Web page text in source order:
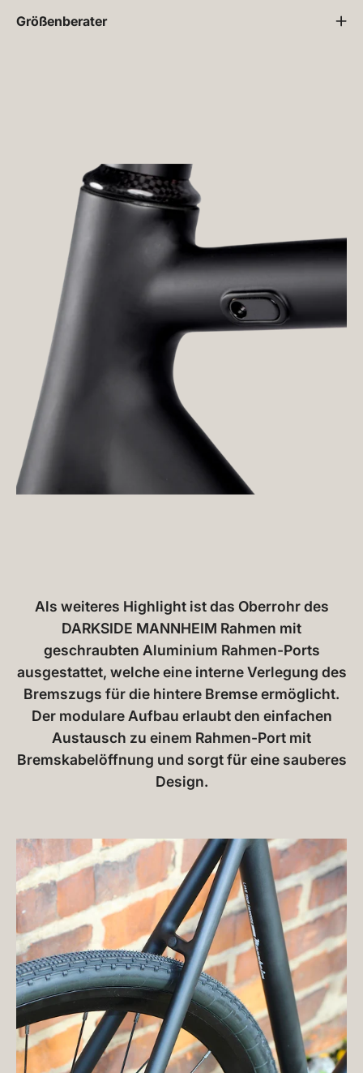
Größenberater
Als weiteres Highlight ist das Oberrohr des
DARKSIDE MANNHEIM Rahmen mit
geschraubten Aluminium Rahmen-Ports
ausgestattet, welche eine interne Verlegung des
Bremszugs für die hintere Bremse ermöglicht.
Der modulare Aufbau erlaubt den einfachen
Austausch zu einem Rahmen-Port mit
Bremskabelöffnung und sorgt für eine sauberes
Design.